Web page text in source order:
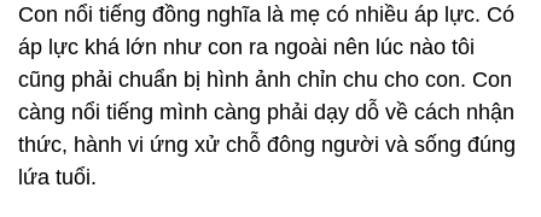
Con nổi tiếng đồng nghĩa là mẹ có nhiều áp lực. Có
áp lực khá lớn như con ra ngoài nên lúc nào tôi
cũng phải chuẩn bị hình ảnh chỉn chu cho con. Con
càng nổi tiếng mình càng phải dạy dỗ về cách nhận
thức, hành vi ứng xử chỗ đông người và sống đúng
lứa tuổi.